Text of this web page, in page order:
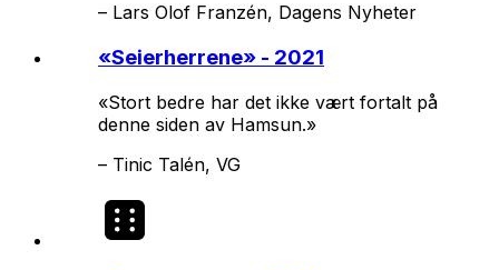
– Lars Olof Franzén, Dagens Nyheter
«Seierherrene» - 2021
«Stort bedre har det ikke vært fortalt på
denne siden av Hamsun.»
– Tinic Talén, VG